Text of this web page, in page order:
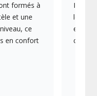
formés à
et une
ce
en confort
Ils
les
en